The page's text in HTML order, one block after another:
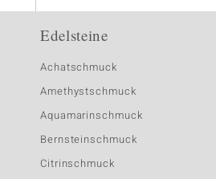
Edelsteine
Achatschmuck
Amethystschmuck
Aquamarinschmuck
Bernsteinschmuck
Citrinschmuck